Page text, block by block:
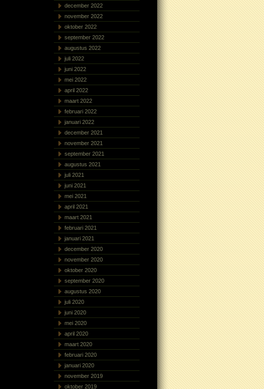
december 2022
november 2022
oktober 2022
september 2022
augustus 2022
juli 2022
juni 2022
mei 2022
april 2022
maart 2022
februari 2022
januari 2022
december 2021
november 2021
september 2021
augustus 2021
juli 2021
juni 2021
mei 2021
april 2021
maart 2021
februari 2021
januari 2021
december 2020
november 2020
oktober 2020
september 2020
augustus 2020
juli 2020
juni 2020
mei 2020
april 2020
maart 2020
februari 2020
januari 2020
november 2019
oktober 2019